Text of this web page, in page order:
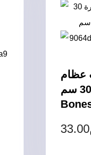
عظام
صغيرة 30 سم –Zolux Pressed
33.00